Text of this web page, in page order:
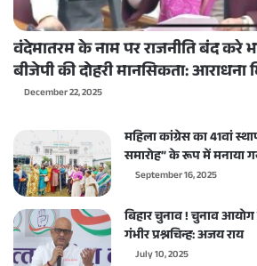
वंदेमातरम के नाम पर राजनीति बंद करे
बीजेपी की दोहरी मानसिकता: आराधना
December 22, 2025
महिला कांग्रेस का 41वां
समारोह” के रूप में मनाया
September 16, 2025
बिहार चुनाव ! चुनाव
गंभीर प्रश्नचिन्ह: अजय राय
July 10, 2025